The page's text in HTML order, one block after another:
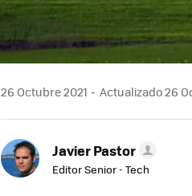
26 Octubre 2021 Actualizado 26
Javier Pastor
Editor Senior - Tech